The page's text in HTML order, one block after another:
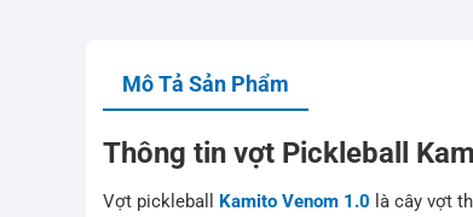
Mô Tả Sản Phẩm
Thông tin vợt Pickleball
Vợt pickleball Kamito Venom 1.0 là cây vợt